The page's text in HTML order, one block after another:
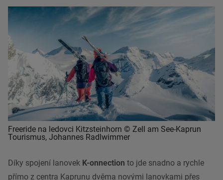
Freeride na ledovci Kitzsteinhorn © Zell am See-Kaprun
Tourismus, Johannes Radlwimmer
Díky spojení lanovek K-onnection to jde snadno a rychle
přímo z centra Kaprunu dvěma novými lanovkami přes